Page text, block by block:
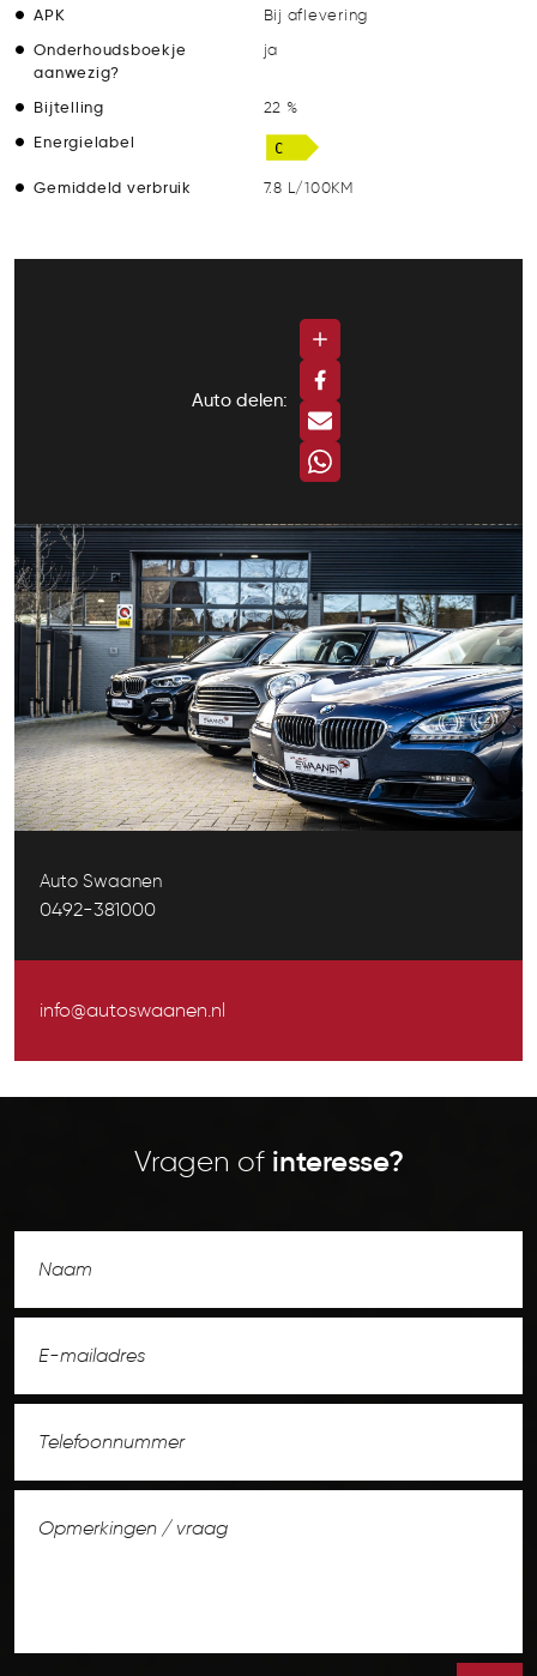
APK Bij aflevering
Onderhoudsboekje
aanwezig?
ja
Bijtelling 22 %
Energielabel
Gemiddeld verbruik 7.8 L/100KM
Auto delen:
Auto Swaanen
0492-381000
info@autoswaanen.nl
Vragen of interesse?